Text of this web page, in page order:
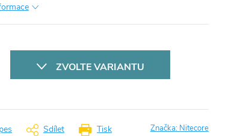
ZVOLTE VARIANTU
Tisk
Sdílet Značka: Nitecore